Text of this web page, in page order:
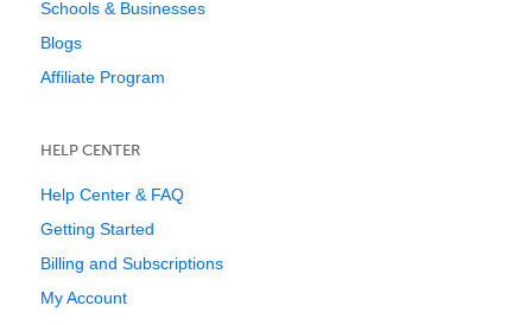
Schools & Businesses
Blogs
Affiliate Program
HELP CENTER
Help Center & FAQ
Getting Started
Billing and Subscriptions
My Account